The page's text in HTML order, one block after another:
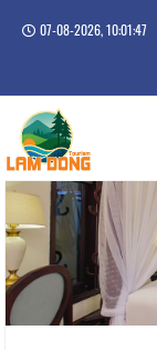
07-08-2026, 10:01:48